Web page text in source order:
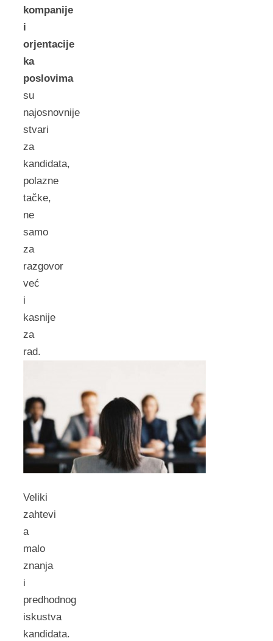
kompanije
i
orjentacije
ka
poslovima
su
najosnovnije
stvari
za
kandidata,
polazne
tačke,
ne
samo
za
razgovor
već
i
kasnije
za
rad.
Veliki
zahtevi
a
malo
znanja
i
predhodnog
iskustva
kandidata.